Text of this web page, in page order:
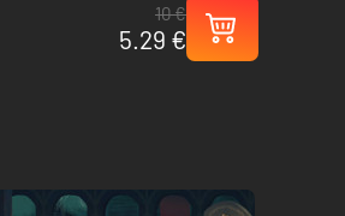
10 €
5.29 €